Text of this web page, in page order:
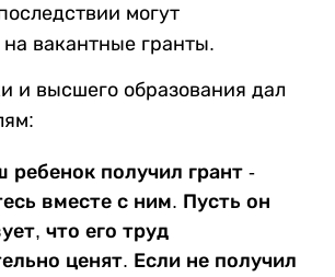
могут
на вакантные гранты.
и высшего образования дал
ребенок получил грант -
вместе с ним. Пусть он
что его труд
ценят. Если не получил